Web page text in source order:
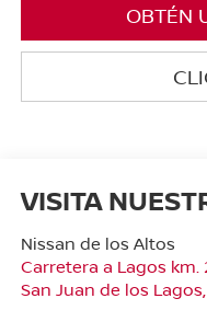
OBTÉN
VISITA
Nissan de los Altos
Carretera a Lagos km.
San Juan de los Lagos